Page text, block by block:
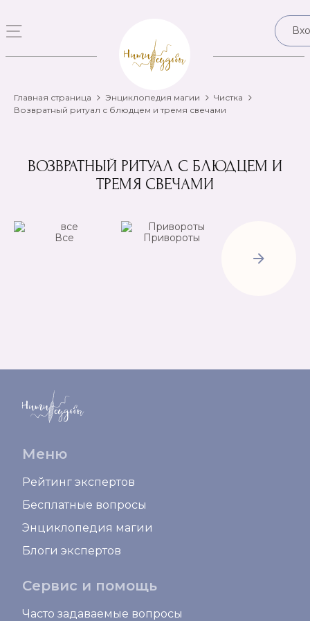
Главная страница Энциклопедия магии
Чистка
Возвратный ритуал с блюдцем и тремя свечами
ВОЗВРАТНЫЙ РИТУАЛ С БЛЮДЦЕМ И
ТРЕМЯ СВЕЧАМИ
Все
Привороты
Рассорки
Меню
Рейтинг экспертов
Бесплатные вопросы
Энциклопедия магии
Блоги экспертов
Сервис и помощь
Часто задаваемые вопросы